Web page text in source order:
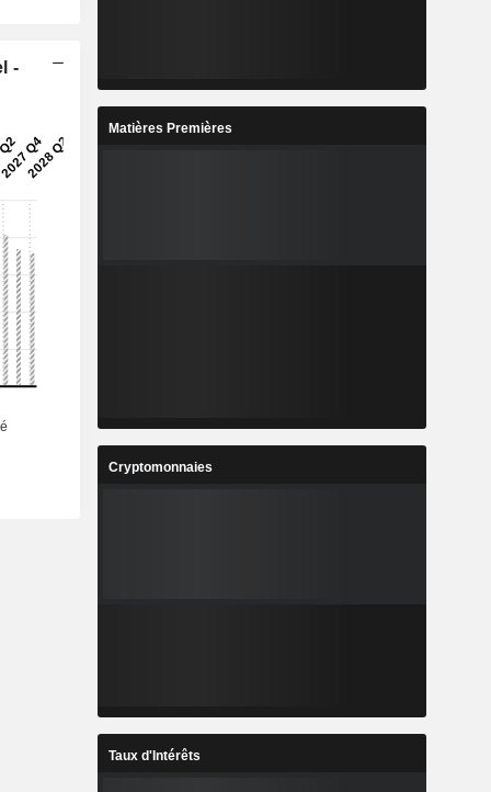
-
Matières Premières
Cryptomonnaies
Taux d'Intérêts